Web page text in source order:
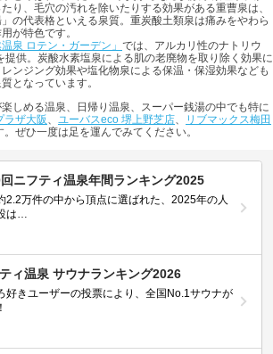
り、毛穴の汚れを除いたりする効果がある重曹泉は、
の代表格といえる泉質。重炭酸土類泉は痛みをやわら
が特色です。
温泉 ロテン・ガーデン」 では、アルカリ性のナトリウ
提供。炭酸水素塩泉による肌の老廃物を取り除く効果に
ンジング効果や塩化物泉による保温・保湿効果なども
となっています。
しめる温泉、日帰り温泉、スーパー銭湯の中でも特に
ラザ大阪 、 ユーバスeco 堺上野芝店、
リブマックス梅田
ぜひ一度は足を運んでみてください。
ニフティ温泉年間ランキング2025
2.2万件の中から頂点に選ばれた、2025年の人
は…
ィ温泉 サウナランキング2026
好きユーザーの投票により、全国No.1サウナが